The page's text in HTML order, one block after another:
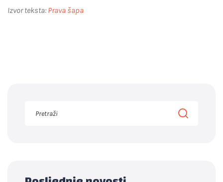
Izvor teksta: Prava šapa